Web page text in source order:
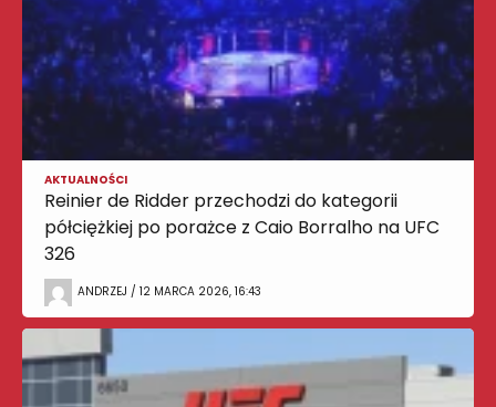
AKTUALNOŚCI
Reinier de Ridder przechodzi do kategorii
półciężkiej po porażce z Caio Borralho na UFC
326
ANDRZEJ / 12 MARCA 2026, 16:43